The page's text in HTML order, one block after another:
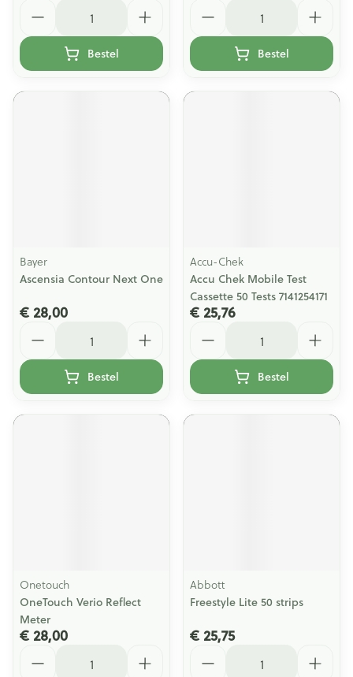
Bestel Bestel
Bayer
Ascensia Contour Next One
€ 28,00
Bestel
Accu-Chek
Accu Chek Mobile Test
Cassette 50 Tests 7141254171
€ 25,76
Bestel
Onetouch
OneTouch Verio Reflect
Meter
€ 28,00
Abbott
Freestyle Lite 50 strips
€ 25,75